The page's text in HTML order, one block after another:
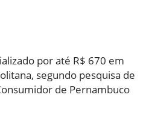
por até R$ 670 em
segundo pesquisa de
de Pernambuco